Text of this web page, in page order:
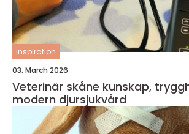
inspiration
03. March 2026
Veterinär skåne kunskap, trygghet och
modern djursjukvård